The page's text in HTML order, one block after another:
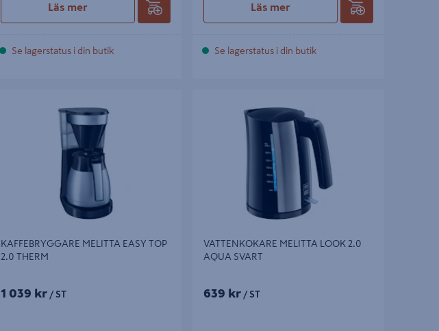
Läs mer
Se lagerstatus i din butik
Läs mer
Se lagerstatus i din butik
KAFFEBRYGGARE MELITTA EASY TOP
2.0 THERM
1 039 kr / ST
VATTENKOKARE MELITTA LOOK 2.0
AQUA SVART
639 kr / ST